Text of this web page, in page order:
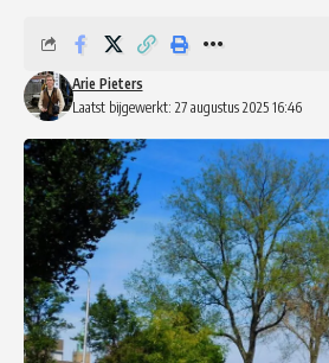
Laatst bijgewerkt: 27 augustus 2025 16:46
Arie Pieters